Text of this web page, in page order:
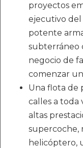
proyectos
ejecutivo del
potente
subterráneo
negocio de
comenzar
Una flota de
calles a toda
altas
supercoche,
helicóptero,